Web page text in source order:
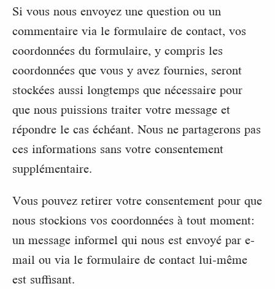
Si vous nous envoyez une question ou un
commentaire via le formulaire de contact, vos
coordonnées du formulaire, y compris les
coordonnées que vous y avez fournies, seront
stockées aussi longtemps que nécessaire pour
que nous puissions traiter votre message et
répondre le cas échéant. Nous ne partagerons pas
ces informations sans votre consentement
supplémentaire.
Vous pouvez retirer votre consentement pour que
nous stockions vos coordonnées à tout moment:
un message informel qui nous est envoyé par e-
mail ou via le formulaire de contact lui-même
est suffisant.